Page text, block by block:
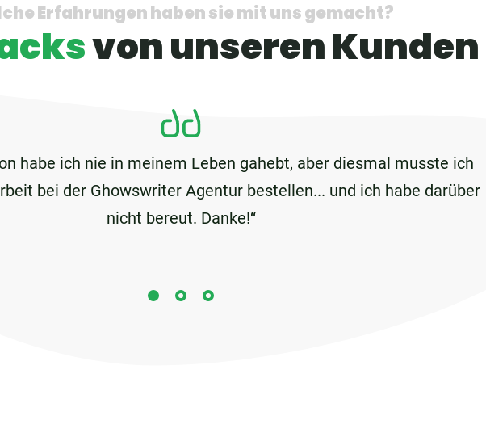
Erfahrungen haben sie mit uns gemacht?
von unseren Kunden
habe ich nie in meinem Leben gahebt, aber diesmal musste ich
bei der Ghowswriter Agentur bestellen... und ich habe darüber
nicht bereut. Danke!